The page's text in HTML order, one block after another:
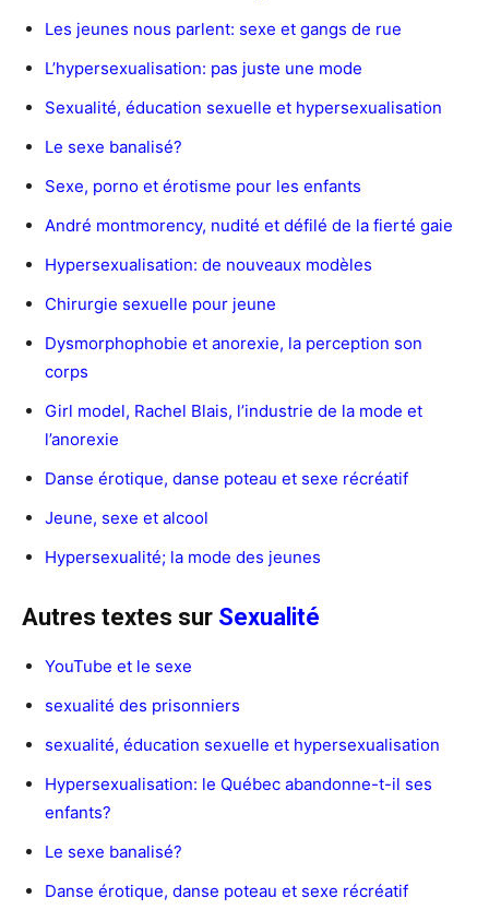
Les jeunes nous parlent: sexe et gangs de rue
L’hypersexualisation: pas juste une mode
Sexualité, éducation sexuelle et hypersexualisation
Le sexe banalisé?
Sexe, porno et érotisme pour les enfants
André montmorency, nudité et défilé de la fierté gaie
Hypersexualisation: de nouveaux modèles
Chirurgie sexuelle pour jeune
Dysmorphophobie et anorexie, la perception son
corps
Girl model, Rachel Blais, l’industrie de la mode et
l’anorexie
Danse érotique, danse poteau et sexe récréatif
Jeune, sexe et alcool
Hypersexualité; la mode des jeunes
Autres textes sur Sexualité
YouTube et le sexe
sexualité des prisonniers
sexualité, éducation sexuelle et hypersexualisation
Hypersexualisation: le Québec abandonne-t-il ses
enfants?
Le sexe banalisé?
Danse érotique, danse poteau et sexe récréatif